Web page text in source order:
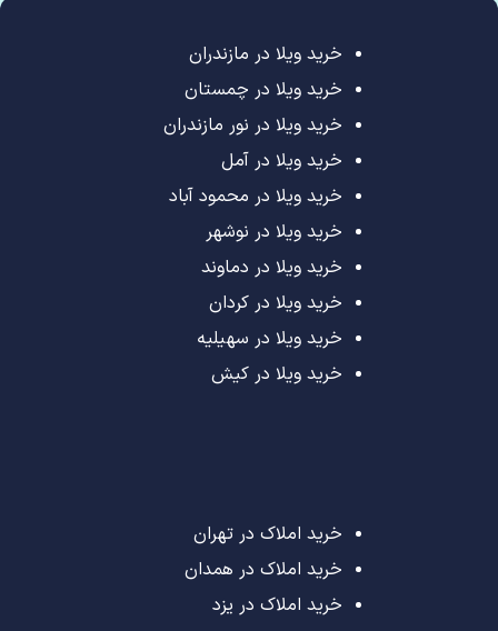
خرید ویلا در مازندران
خرید ویلا در چمستان
خرید ویلا در نور مازندران
خرید ویلا در آمل
خرید ویلا در محمود آباد
خرید ویلا در نوشهر
خرید ویلا در دماوند
خرید ویلا در کردان
خرید ویلا در سهیلیه
خرید ویلا در کیش
خرید املاک در تهران
خرید املاک در همدان
خرید املاک در یزد